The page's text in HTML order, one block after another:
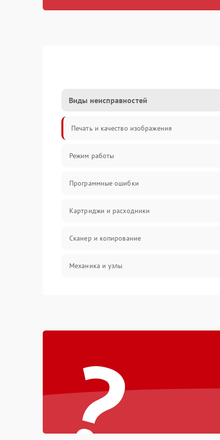
Виды неисправностей
Печать и качество изображения
Режим работы
Программные ошибки
Картриджи и расходники
Сканер и копирование
Механика и узлы
Изображение
Проблемы с механикой
Питание и запуск
?